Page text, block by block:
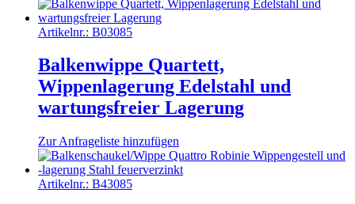
Artikelnr.: B03085
Balkenwippe Quartett,
Wippenlagerung Edelstahl und
wartungsfreier Lagerung
Zur Anfrageliste hinzufügen
Artikelnr.: B43085